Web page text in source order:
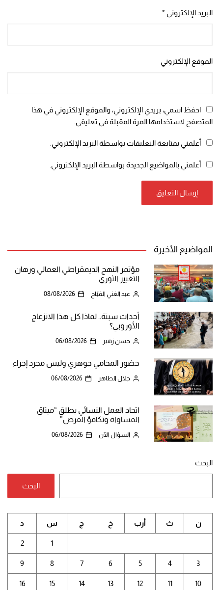
البريد الإلكتروني *
الموقع الإلكتروني
احفظ اسمي، بريدي الإلكتروني، والموقع الإلكتروني في هذا
المتصفح لاستخدامها المرة المقبلة في تعليقي.
أعلمني بمتابعة التعليقات بواسطة البريد الإلكتروني.
أعلمني بالمواضيع الجديدة بواسطة البريد الإلكتروني.
المواضيع الأخيرة
مؤتمر النهج الديمقراطي العمالي ورهان
التغيير الثوري
عبد الغني القبّاج 08/08/2026
أحداث سبتة.. لماذا كل هذا الانزعاج
الأوروبي؟
حسن زهير 06/08/2026
حضور المحامي جوهري وليس مجرد إجراء
جلال الطاهر 06/08/2026
اتحاد العمل النسائي يطلق “ميثاق
المساواة وتكافؤ الفرص”
السؤال الآن 06/08/2026
البحث
البحث
ن ث أرب خ ج س د
1
2
3
4
5
6
7
8
9
10
11
12
13
14
15
16